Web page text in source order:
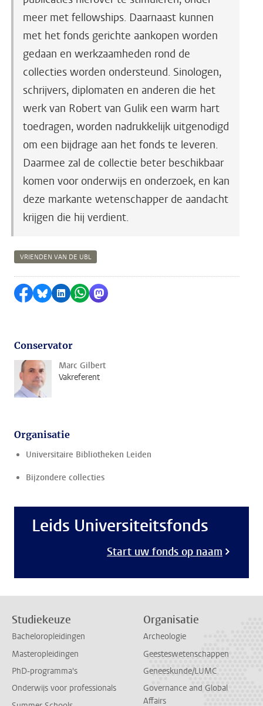
meer met fellowships. Daarnaast kunnen
met het fonds gerichte aankopen worden
gedaan en werkzaamheden rond de
collecties worden ondersteund. Sinologen,
schrijvers, diplomaten en anderen die het
werk van Robert van Gulik een warm hart
toedragen, worden nadrukkelijk uitgenodigd
om een bijdrage aan het fonds te leveren.
Daarmee zal de collectie beter beschikbaar
komen voor onderwijs en onderzoek, en kan
deze markante wetenschapper de aandacht
krijgen die hij verdient.
VRIENDEN VAN DE UBL
Delen op Facebook
Delen via Bluesky
Delen op LinkedIn
Delen via WhatsApp
Delen via Mastodon
Conservator
Marc Gilbert
Vakreferent
Organisatie
Universitaire Bibliotheken Leiden
Bijzondere collecties
Leids Universiteitsfonds
Start uw fonds op naam
Studiekeuze
Bacheloropleidingen
Masteropleidingen
PhD-programma's
Onderwijs voor professionals
Organisatie
Archeologie
Geesteswetenschappen
Geneeskunde/LUMC
Governance and Global
Affairs